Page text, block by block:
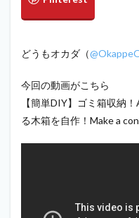
どうもオカダ（
今回の動画がこちら
【簡単DIY】ゴミ箱収納
る木箱を自作！Make a